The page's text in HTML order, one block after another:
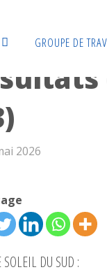
GROUPE DE
2026
2026
SOLEIL DU SUD :